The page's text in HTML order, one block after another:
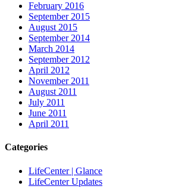
February 2016
September 2015
August 2015
September 2014
March 2014
September 2012
April 2012
November 2011
August 2011
July 2011
June 2011
April 2011
Categories
LifeCenter | Glance
LifeCenter Updates